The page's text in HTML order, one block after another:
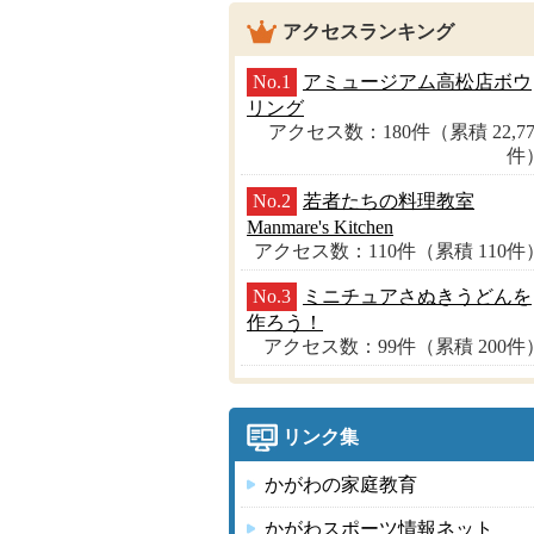
アクセスランキング
No.1
アミュージアム高松店ボウ
リング
アクセス数：180件（累積
件）
No.2
若者たちの料理教室
Manmare's Kitchen
アクセス数：110件（累積 110件）
No.3
ミニチュアさぬきうどんを
作ろう！
アクセス数：99件（累積 200件）
リンク集
かがわの家庭教育
かがわスポーツ情報ネット